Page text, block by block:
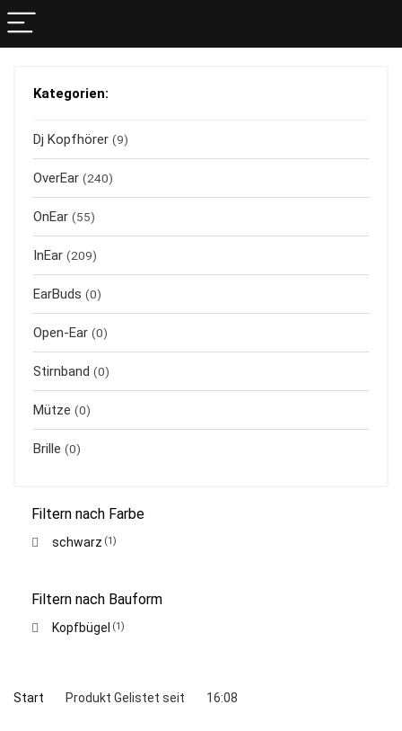
Kategorien:
Dj Kopfhörer (9)
OverEar (240)
OnEar (55)
InEar (209)
EarBuds (0)
Open-Ear (0)
Stirnband (0)
Mütze (0)
Brille (0)
Filtern nach Farbe
schwarz (1)
Filtern nach Bauform
Kopfbügel (1)
Start Produkt Gelistet seit 16:08